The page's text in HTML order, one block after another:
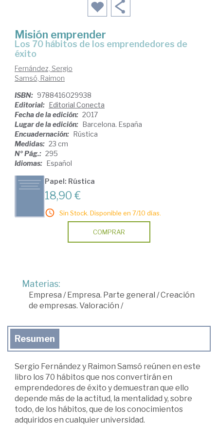
Misión emprender
los 70 hábitos de los emprendedores de
éxito
Fernández, Sergio
Samsó, Raimon
ISBN: 9788416029938
Editorial: Editorial Conecta
Fecha de la edición: 2017
Lugar de la edición: Barcelona. España
Encuadernación: Rústica
Medidas: 23 cm
Nº Pág.: 295
Idiomas: Español
Papel: Rústica
18,90 €
Sin Stock. Disponible en 7/10 días.
COMPRAR
Materias:
Empresa /Empresa. Parte general /Creación
de empresas. Valoración /
Resumen
Sergio Fernández y Raimon Samsó reúnen en este
libro los 70 hábitos que nos convertirán en
emprendedores de éxito y demuestran que ello
depende más de la actitud, la mentalidad y, sobre
todo, de los hábitos, que de los conocimientos
adquiridos en cualquier universidad.